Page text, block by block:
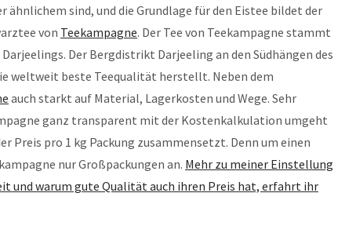
ähnlichem sind, und die Grundlage für den Eistee bildet der
von Teekampagne. Der Tee von Teekampagne stammt
Der Bergdistrikt Darjeeling an den Südhängen des
weltweit beste Teequalität herstellt. Neben dem
auch starkt auf Material, Lagerkosten und Wege. Sehr
ganz transparent mit der Kostenkalkulation umgeht
Preis pro 1 kg Packung zusammensetzt. Denn um einen
nur Großpackungen an. Mehr zu meiner Einstellung
und warum gute Qualität auch ihren Preis hat, erfahrt ihr